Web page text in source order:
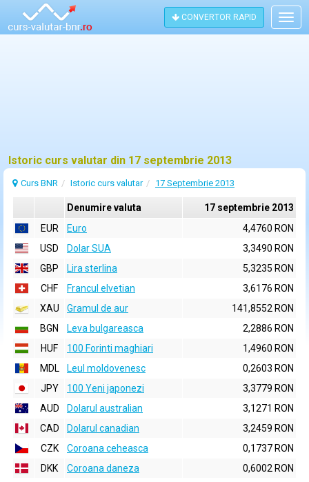
CONVERTOR RAPID
Istoric curs valutar din 17 septembrie 2013
Curs BNR Istoric curs valutar 17 Septembrie 2013
Denumire valuta
17 septembrie 2013
EUR
Euro
4,4760 RON
USD
Dolar SUA
3,3490 RON
GBP
Lira sterlina
5,3235 RON
CHF
Francul elvetian
3,6176 RON
XAU
Gramul de aur
141,8552 RON
BGN
Leva bulgareasca
2,2886 RON
HUF
100 Forinti maghiari
1,4960 RON
MDL
Leul moldovenesc
0,2603 RON
JPY
100 Yeni japonezi
3,3779 RON
AUD
Dolarul australian
3,1271 RON
CAD
Dolarul canadian
3,2459 RON
CZK
Coroana ceheasca
0,1737 RON
DKK
Coroana daneza
0,6002 RON